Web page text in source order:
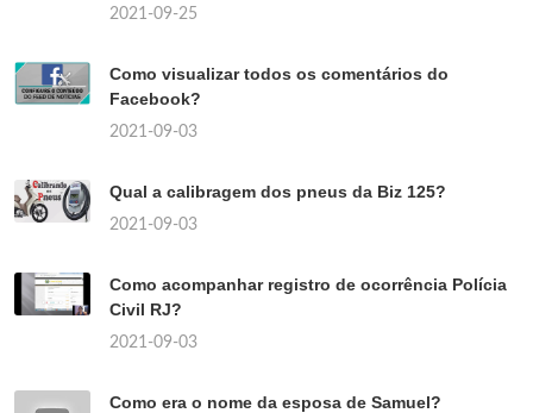
2021-09-25
Como visualizar todos os comentários do
Facebook?
2021-09-03
Qual a calibragem dos pneus da Biz 125?
2021-09-03
Como acompanhar registro de ocorrência Polícia
Civil RJ?
2021-09-03
Como era o nome da esposa de Samuel?